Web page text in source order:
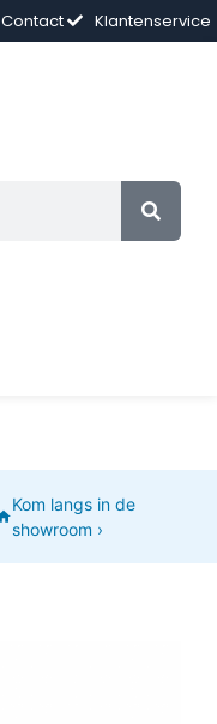
Contact Klantenservice
Kom langs in de
showroom ›